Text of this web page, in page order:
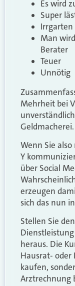
Es wird
Super
Man
Berater
Teuer
Unnötig
Mehrheit bei
Geldmacherei.
Wenn Sie
Y
über Social
erzeugen
sich das nun
Stellen Sie
heraus. Die
Hausrat-
kaufen,
Arztrechnung